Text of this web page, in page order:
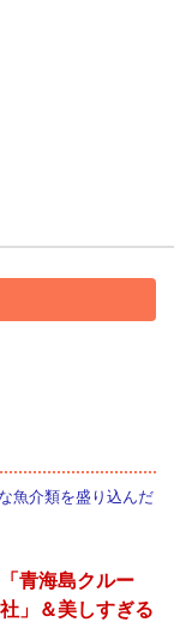
魚介類を盛り込んだ
青海島クルー
」＆美しすぎる